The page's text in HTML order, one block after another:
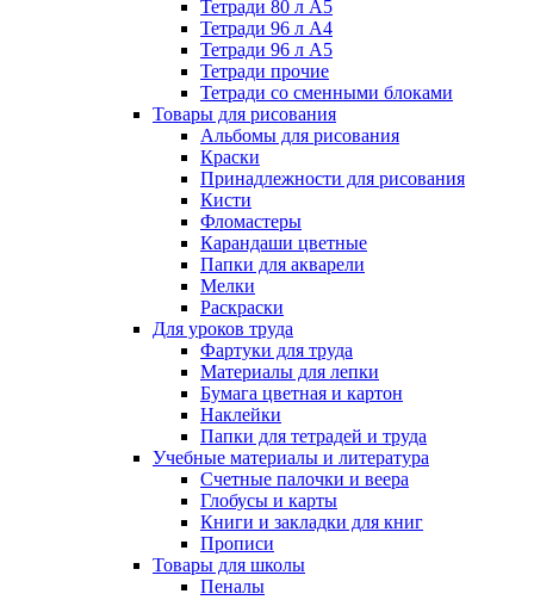
Тетради 80 л А5
Тетради 96 л А4
Тетради 96 л А5
Тетради прочие
Тетради со сменными блоками
Товары для рисования
Альбомы для рисования
Краски
Принадлежности для рисования
Кисти
Фломастеры
Карандаши цветные
Папки для акварели
Мелки
Раскраски
Для уроков труда
Фартуки для труда
Материалы для лепки
Бумага цветная и картон
Наклейки
Папки для тетрадей и труда
Учебные материалы и литература
Счетные палочки и веера
Глобусы и карты
Книги и закладки для книг
Прописи
Товары для школы
Пеналы